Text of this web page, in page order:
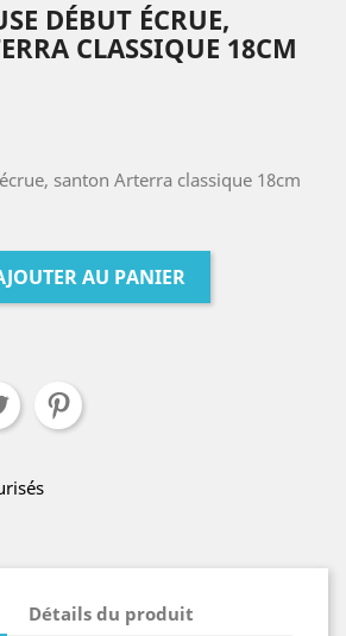
DÉBUT ÉCRUE,
CLASSIQUE 18CM
santon Arterra classique 18cm
AU PANIER
Détails du produit